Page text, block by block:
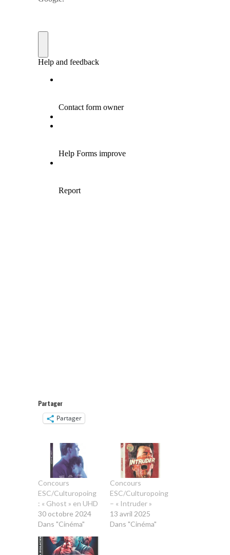
Partager
Partager
Concours
ESC/Culturopoing
: « Ghost » en UHD
30 octobre 2024
Dans "Cinéma"
Concours
ESC/Culturopoing
– « Intruder »
13 avril 2025
Dans "Cinéma"